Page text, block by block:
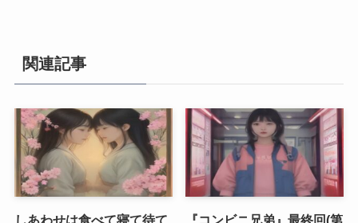
関連記事
しあわせは食べて寝て待て 『コンビニ兄弟』最終回(第